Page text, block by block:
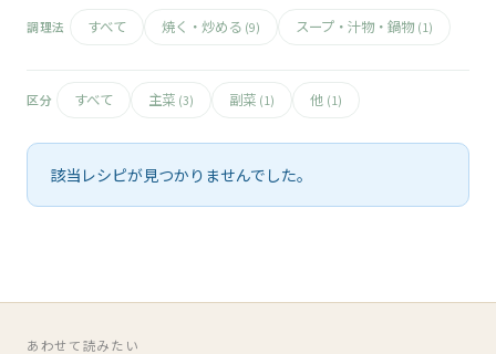
調理法 すべて 焼く・炒める (9) スープ・汁物・鍋物 (1)
区分 すべて 主菜 (3) 副菜 (1) 他 (1)
該当レシピが見つかりませんでした。
あわせて読みたい